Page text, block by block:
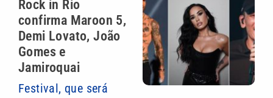
Rock in Rio
confirma Maroon 5,
Demi Lovato, João
Gomes e
Jamiroquai
Festival, que será